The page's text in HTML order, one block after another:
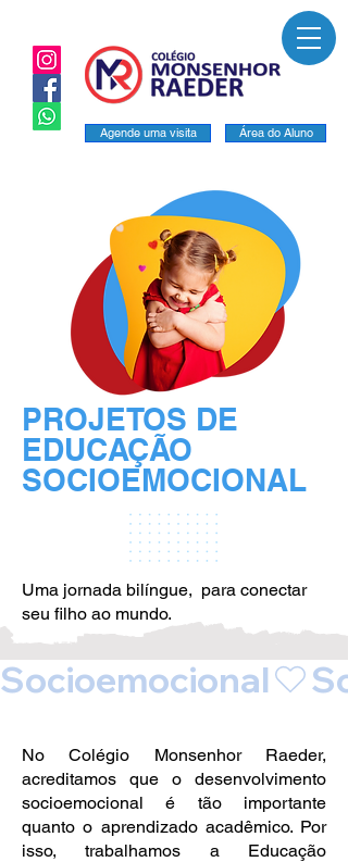
Agende uma visita Área do Aluno
PROJETOS DE
EDUCAÇÃO
SOCIOEMOCIONAL
Uma jornada bilíngue, para conectar
seu filho ao mundo.
Socioemocional
No Colégio Monsenhor Raeder,
acreditamos que o desenvolvimento
socioemocional é tão importante
quanto o aprendizado acadêmico. Por
isso, trabalhamos a Educação